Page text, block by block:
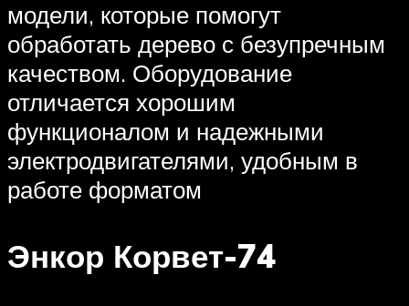
модели, которые помогут
обработать дерево с безупречным
качеством. Оборудование
отличается хорошим
функционалом и надежными
электродвигателями, удобным в
работе форматом
Энкор Корвет-74